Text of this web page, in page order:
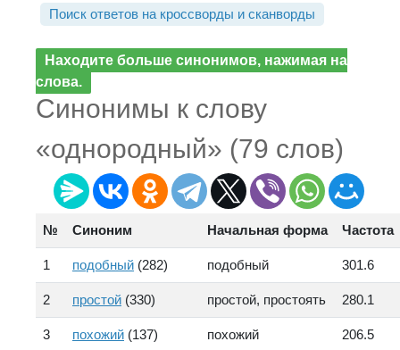
Поиск ответов на кроссворды и сканворды
Находите больше синонимов, нажимая на
слова.
Синонимы к слову
«однородный» (79 слов)
№ Синоним Начальная форма Частота
1 подобный (282) подобный 301.6
2 простой (330) простой, простоять 280.1
3 похожий (137) похожий 206.5